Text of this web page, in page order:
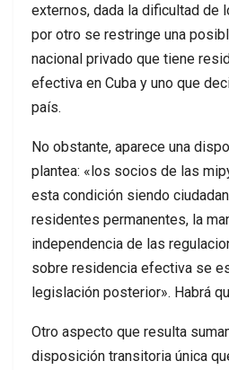
externos, dada la dificultad de
por otro se restringe una
nacional privado que tiene
efectiva en Cuba y uno que
país.
No obstante, aparece una
plantea: «los socios de las
esta condición siendo
residentes permanentes, la
independencia de las
sobre residencia efectiva se
legislación posterior». Habrá
Otro aspecto que resulta
disposición transitoria única